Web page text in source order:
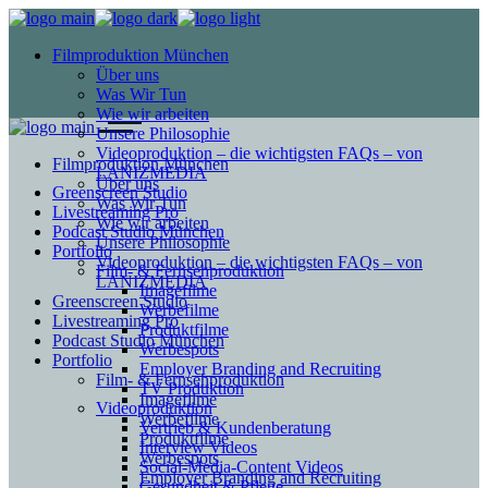
Filmproduktion München
Über uns
Was Wir Tun
Wie wir arbeiten
Unsere Philosophie
Videoproduktion – die wichtigsten FAQs – von
LANIZMEDIA
Greenscreen Studio
Livestreaming Pro
Podcast Studio München
Portfolio
Film- & Fernsehproduktion
Imagefilme
Werbefilme
Produktfilme
Werbespots
Employer Branding and Recruiting
TV Produktion
Videoproduktion
Vertrieb & Kundenberatung
Interview Videos
Social-Media-Content Videos
Filmproduktion München
Über uns
Was Wir Tun
Wie wir arbeiten
Unsere Philosophie
Videoproduktion – die wichtigsten FAQs – von
LANIZMEDIA
Greenscreen Studio
Livestreaming Pro
Podcast Studio München
Portfolio
Film- & Fernsehproduktion
Imagefilme
Werbefilme
Produktfilme
Werbespots
Employer Branding and Recruiting